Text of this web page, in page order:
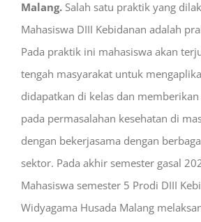
Malang. Salah satu praktik yang
Mahasiswa DIII Kebidanan adalah
Pada praktik ini mahasiswa akan
tengah masyarakat untuk
didapatkan di kelas dan
pada permasalahan kesehatan di
dengan bekerjasama dengan
sektor. Pada akhir semester gasal
Mahasiswa semester 5 Prodi DIII
Widyagama Husada Malang